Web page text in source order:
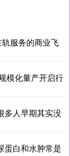
服务的商业飞
模化量产开启行
多人早期其实没
蛋白和水肿常是